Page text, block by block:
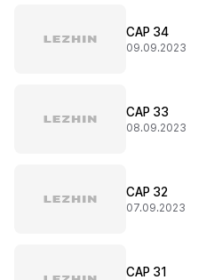
CAP 34
09.09.2023
CAP 33
08.09.2023
CAP 32
07.09.2023
CAP 31